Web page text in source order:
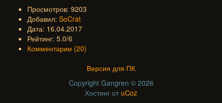
Просмотров: 9203
Добавил: SoCrat
Дата: 16.04.2017
Рейтинг: 5.0/6
Комментарии (20)
Версия для ПК
Copyright Gangren © 2026
Хостинг от uCoz